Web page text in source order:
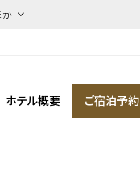
か
ホテル概要 ご宿泊予約